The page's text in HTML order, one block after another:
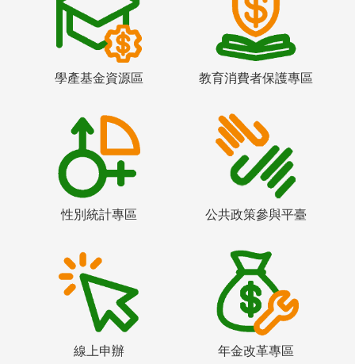
學產基金資源區 教育消費者保護專區
性別統計專區 公共政策參與平臺
線上申辦 年金改革專區